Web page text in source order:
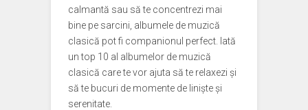
calmantă sau să te concentrezi mai
bine pe sarcini, albumele de muzică
clasică pot fi companionul perfect. Iată
un top 10 al albumelor de muzică
clasică care te vor ajuta să te relaxezi și
să te bucuri de momente de liniște și
serenitate.